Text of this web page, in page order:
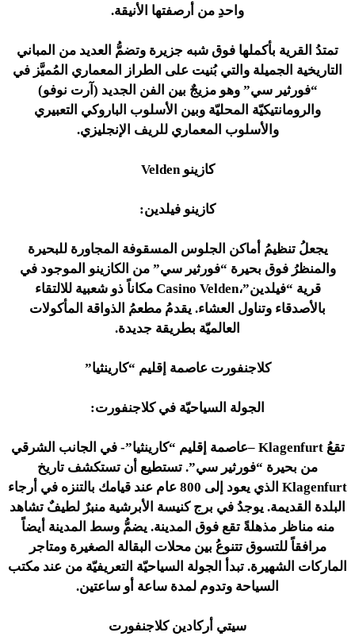
واحدِ من أرصفتها الأنيقة.
تمتدُ القرية بأكملها فوق شبه جزيرة وتضمُّ العديد من المباني
التاريخية الجميلة والتي بُنيت على الطراز المعماري المُميَّز في
“فورثير سي” وهو مزيجٌ بين الفن الجديد (آرت نوفو)
والرومانتيكيّة المحليّة وبين الأسلوب الباروكي التعبيري
والأسلوب المعماري للريف الإنجليزي.
كازينو Velden
كازينو فيلدين:
يجعلُ تنظيمُ أماكن الجلوس المسقوفة المجاورة للبحيرة
والمنظرُ فوق بحيرة “فورثير سي” من الكازينو الموجود في
قرية “فيلدين”،Casino Velden مكاناً ذو شعبية للالتقاء
بالأصدقاء وتناول العشاء. يقدمُ مطعمُ الذواقة المأكولات
العالميّة بطريقة جديدة.
كلاجنفورت عاصمة إقليم “كارينثيا”
الجولة السياحيّة في كلاجنفورت:
تقعُ Klagenfurt –عاصمة إقليم “كارينثيا”- في الجانب الشرقي
من بحيرة “فورثير سي”. تستطيع أن تستكشف تاريخ
Klagenfurt الذي يعود إلى 800 عام عند قيامك بالتنزه في أرجاء
البلدة القديمة. يوجدُ في برج كنيسة الأبرشية منبرٌ لطيفٌ تشاهد
منه مناظر مذهلةً تقع فوق المدينة. يضمُّ وسط المدينة أيضاً
مرافقاً للتسوق تتنوعُ بين محلات البقالة الصغيرة ومتاجر
الماركات الشهيرة. تبدأ الجولة السياحيّة التعريفيّة من عند مكتب
السياحة وتدوم لمدة ساعة أو ساعتين.
سيتي أركادين كلاجنفورت